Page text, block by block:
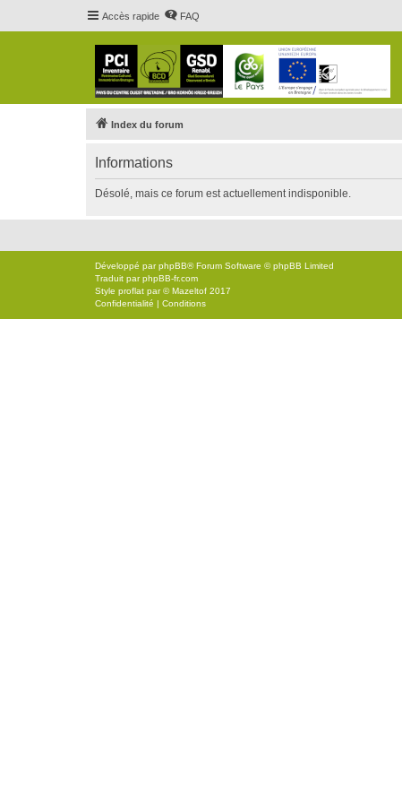
Accès rapide FAQ
Index du forum
Informations
Désolé, mais ce forum est actuellement indisponible.
Développé parphpBB® Forum Software © phpBB Limited
Traduit parphpBB-fr.com
Style proflat par ©Mazeltof 2017
Confidentialité | Conditions